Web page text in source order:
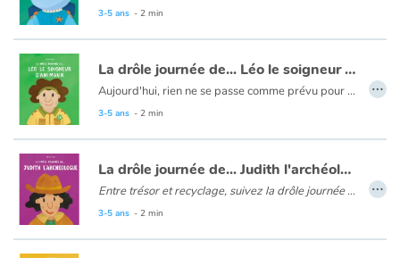
3-5 ans - 2 min
La drôle journée de... Léo le soigneur d'animaux
Aujourd'hui, rien ne se passe comme prévu pour Léo le soigneur d'animaux ! Catastrophe ! L'enclos de Baghera est resté ouvert ! Il a disparu. Il faut vite le rattraper, avant qu’il ne fasse trop de dégât.
3-5 ans - 2 min
…
La drôle journée de... Judith l'archéologue
Entre trésor et recyclage, suivez la drôle journée de Judith l’archéologue !
Les drôles journées de... est une série décalée et amusante autour des métiers !
3-5 ans - 2 min
…